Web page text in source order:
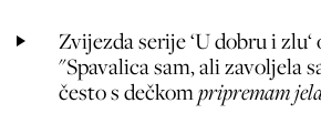
Zvijezda serije ‘U dobru i zlu‘
"Spavalica sam, ali zavoljela
često s dečkompripremam